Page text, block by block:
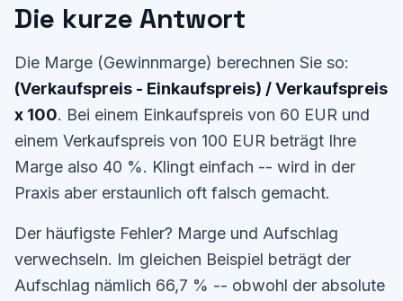
Die kurze Antwort
Die Marge (Gewinnmarge) berechnen Sie so:
(Verkaufspreis - Einkaufspreis) / Verkaufspreis
x 100. Bei einem Einkaufspreis von 60 EUR und
einem Verkaufspreis von 100 EUR beträgt Ihre
Marge also 40 %. Klingt einfach -- wird in der
Praxis aber erstaunlich oft falsch gemacht.
Der häufigste Fehler? Marge und Aufschlag
verwechseln. Im gleichen Beispiel beträgt der
Aufschlag nämlich 66,7 % -- obwohl der absolute